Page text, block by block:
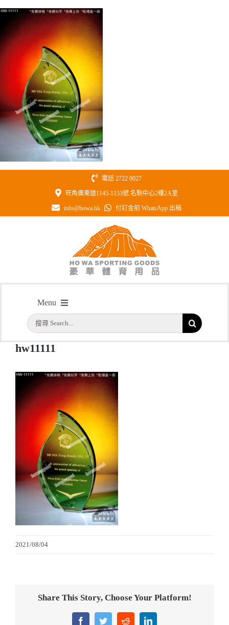
Skip
content
電話 2722 0027
旺角廣東道1145-1153號 名駒中心2樓2A室
info@howa.hk 付訂金前 WhatsApp 出稿
Menu
首頁
一天快取
實用系列
水晶獎座
金箔畫
意大利獎盃
旗座/旗桿
搜
索
結
主頁 型號: HW11111 樹葉形紀念水晶獎座
hw11111
2021/08/04
Share This Story, Choose Your Platform!